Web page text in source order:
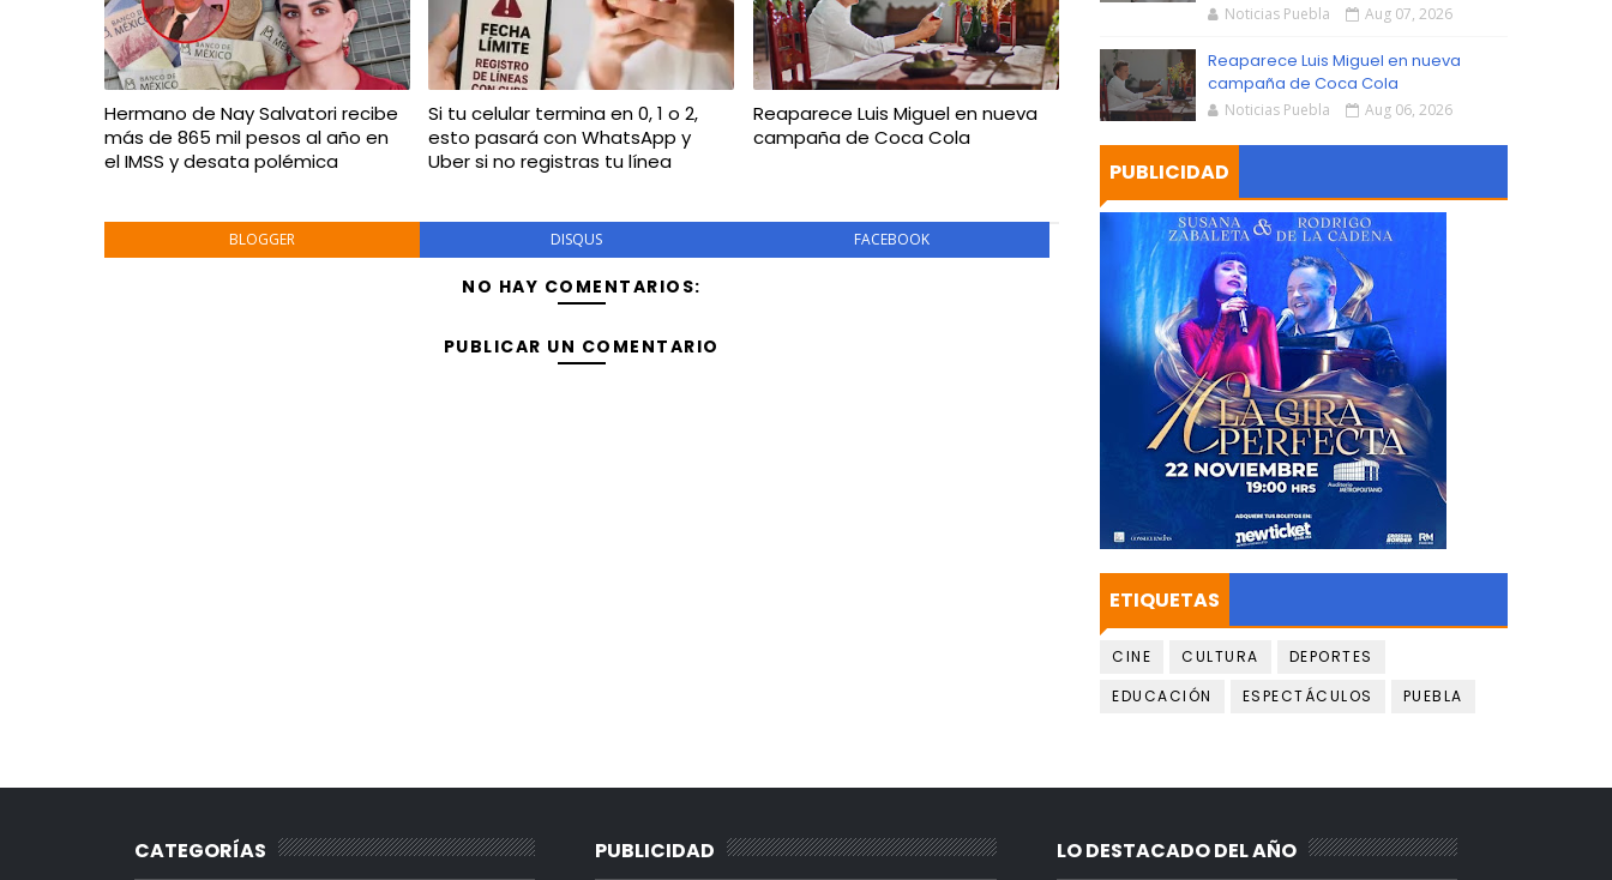
Hermano de Nay Salvatori recibe
más de 865 mil pesos al año en
el IMSS y desata polémica
Si tu celular termina en 0, 1 o 2,
esto pasará con WhatsApp y
Uber si no registras tu línea
Reaparece Luis Miguel en nueva
campaña de Coca Cola
BLOGGER DISQUS FACEBOOK
NO HAY COMENTARIOS:
PUBLICAR UN COMENTARIO
Noticias Puebla Aug 07, 2026
Reaparece Luis Miguel en nueva
campaña de Coca Cola
Noticias Puebla Aug 06, 2026
PUBLICIDAD
ETIQUETAS
CINE CULTURA
DEPORTES
EDUCACIÓN
ESPECTÁCULOS PUEBLA
CATEGORÍAS PUBLICIDAD LO DESTACADO DEL AÑO